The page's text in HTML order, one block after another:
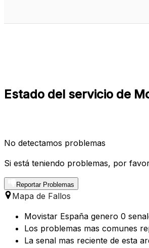
Estado del servicio de
No detectamos problemas
Si está teniendo problemas, por
Reportar Problemas
Mapa de Fallos
Movistar España genero 0
Los problemas mas comunes
La senal mas reciente de esta